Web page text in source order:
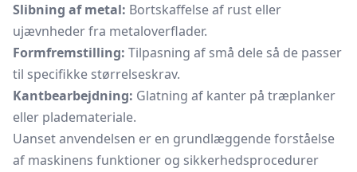
Slibning af metal: Bortskaffelse af rust eller
ujævnheder fra metaloverflader.
Formfremstilling: Tilpasning af små dele så de passer
til specifikke størrelseskrav.
Kantbearbejdning: Glatning af kanter på træplanker
eller plademateriale.
Uanset anvendelsen er en grundlæggende forståelse
af maskinens funktioner og sikkerhedsprocedurer